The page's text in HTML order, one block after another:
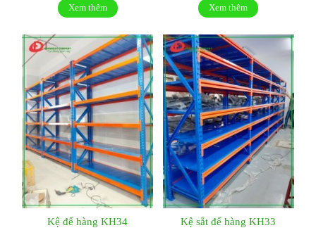
Xem thêm Xem thêm
Kệ để hàng KH34 Kệ sắt để hàng KH33